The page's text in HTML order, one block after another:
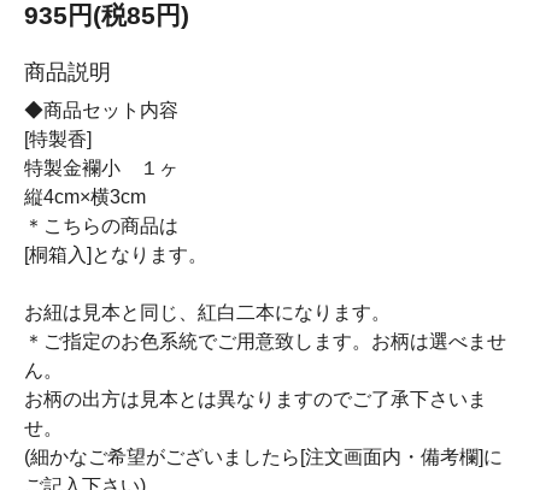
935円(税85円)
商品説明
◆商品セット内容
[特製香]
特製金襴小 １ヶ
縦4cm×横3cm
＊こちらの商品は
[桐箱入]となります。
お紐は見本と同じ、紅白二本になります。
＊ご指定のお色系統でご用意致します。お柄は選べませ
ん。
お柄の出方は見本とは異なりますのでご了承下さいま
せ。
(細かなご希望がございましたら[注文画面内・備考欄]に
ご記入下さい)